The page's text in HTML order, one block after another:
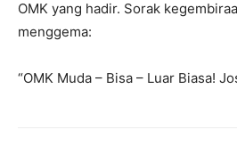
OMK yang hadir. Sorak
menggema:
“OMK Muda – Bisa – Luar Biasa!